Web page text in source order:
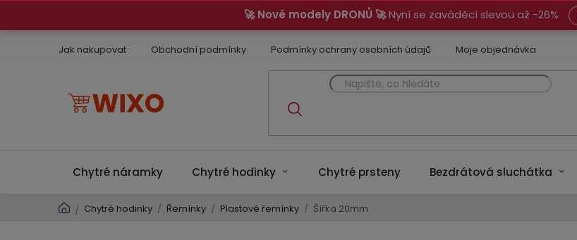
🚀 Nové modely DRONŮ 🚀Nyní se zaváděcí slevou až -26%
Jak nakupovat Obchodní podmínky Podmínky ochrany osobních údajů Moje objednávka
Chytré náramky Chytré hodinky Chytré prsteny Bezdrátová sluchátka
Domů
/ Chytré hodinky / Řemínky / Plastové řemínky / Šířka 20mm